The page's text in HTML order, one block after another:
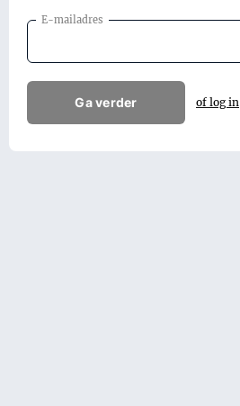
E-mailadres
Ga verder of log in